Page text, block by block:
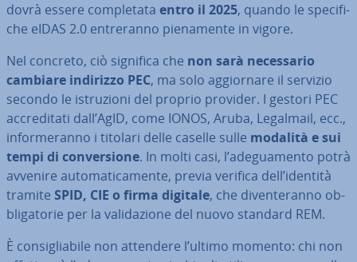
dovrà essere com­ple­ta­ta entro il 2025, quando le spe­ci­fi­
che eIDAS 2.0 en­tre­ran­no pie­na­men­te in vigore.
Nel concreto, ciò significa che non sarà ne­ces­sa­rio
cambiare indirizzo PEC, ma solo ag­gior­na­re il servizio
secondo le istru­zio­ni del proprio provider. I gestori PEC
ac­cre­di­ta­ti dall’AgID, come IONOS, Aruba, Legalmail, ecc.,
in­for­me­ran­no i titolari delle caselle sulle modalità e sui
tempi di con­ver­sio­ne. In molti casi, l’ade­gua­men­to potrà
avvenire au­to­ma­ti­ca­men­te, previa verifica dell’identità
tramite SPID, CIE o firma digitale, che di­ven­te­ran­no ob­
bli­ga­to­rie per la va­li­da­zio­ne del nuovo standard REM.
È con­si­glia­bi­le non attendere l’ultimo momento: chi non